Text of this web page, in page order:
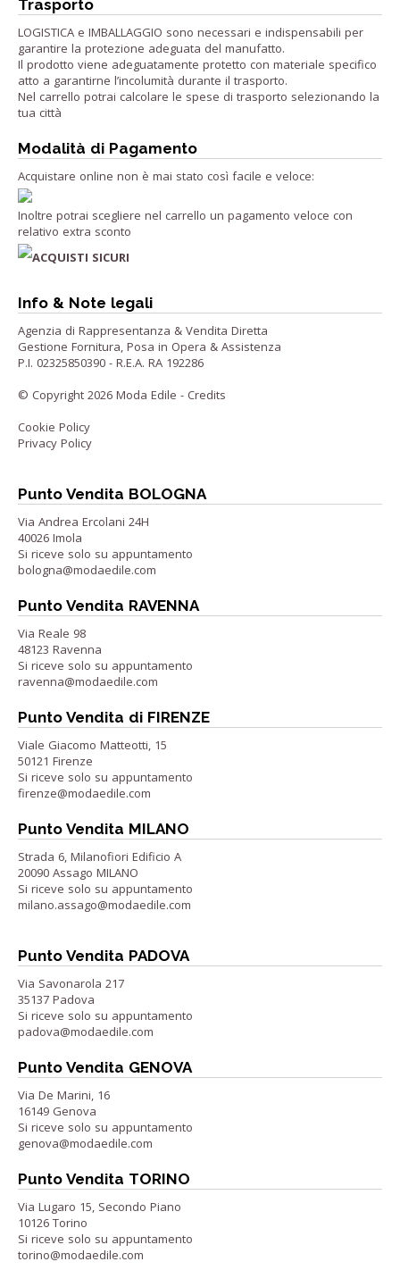
Trasporto
LOGISTICA e IMBALLAGGIO sono necessari e indispensabili per
garantire la protezione adeguata del manufatto.
Il prodotto viene adeguatamente protetto con materiale specifico
atto a garantirne l’incolumità durante il trasporto.
Nel carrello potrai calcolare le spese di trasporto selezionando la
tua città
Modalità di Pagamento
Acquistare online non è mai stato così facile e veloce:
Inoltre potrai scegliere nel carrello un pagamento veloce con
relativo extra sconto
ACQUISTI SICURI
Info & Note legali
Agenzia di Rappresentanza & Vendita Diretta
Gestione Fornitura, Posa in Opera & Assistenza
P.I. 02325850390 - R.E.A. RA 192286
© Copyright 2026 Moda Edile - Credits
Cookie Policy
Privacy Policy
Punto Vendita BOLOGNA
Via Andrea Ercolani 24H
40026 Imola
Si riceve solo su appuntamento
bologna@modaedile.com
Punto Vendita RAVENNA
Via Reale 98
48123 Ravenna
Si riceve solo su appuntamento
ravenna@modaedile.com
Punto Vendita di FIRENZE
Viale Giacomo Matteotti, 15
50121 Firenze
Si riceve solo su appuntamento
firenze@modaedile.com
Punto Vendita MILANO
Strada 6, Milanofiori Edificio A
20090 Assago MILANO
Si riceve solo su appuntamento
milano.assago@modaedile.com
Punto Vendita PADOVA
Via Savonarola 217
35137 Padova
Si riceve solo su appuntamento
padova@modaedile.com
Punto Vendita GENOVA
Via De Marini, 16
16149 Genova
Si riceve solo su appuntamento
genova@modaedile.com
Punto Vendita TORINO
Via Lugaro 15, Secondo Piano
10126 Torino
Si riceve solo su appuntamento
torino@modaedile.com